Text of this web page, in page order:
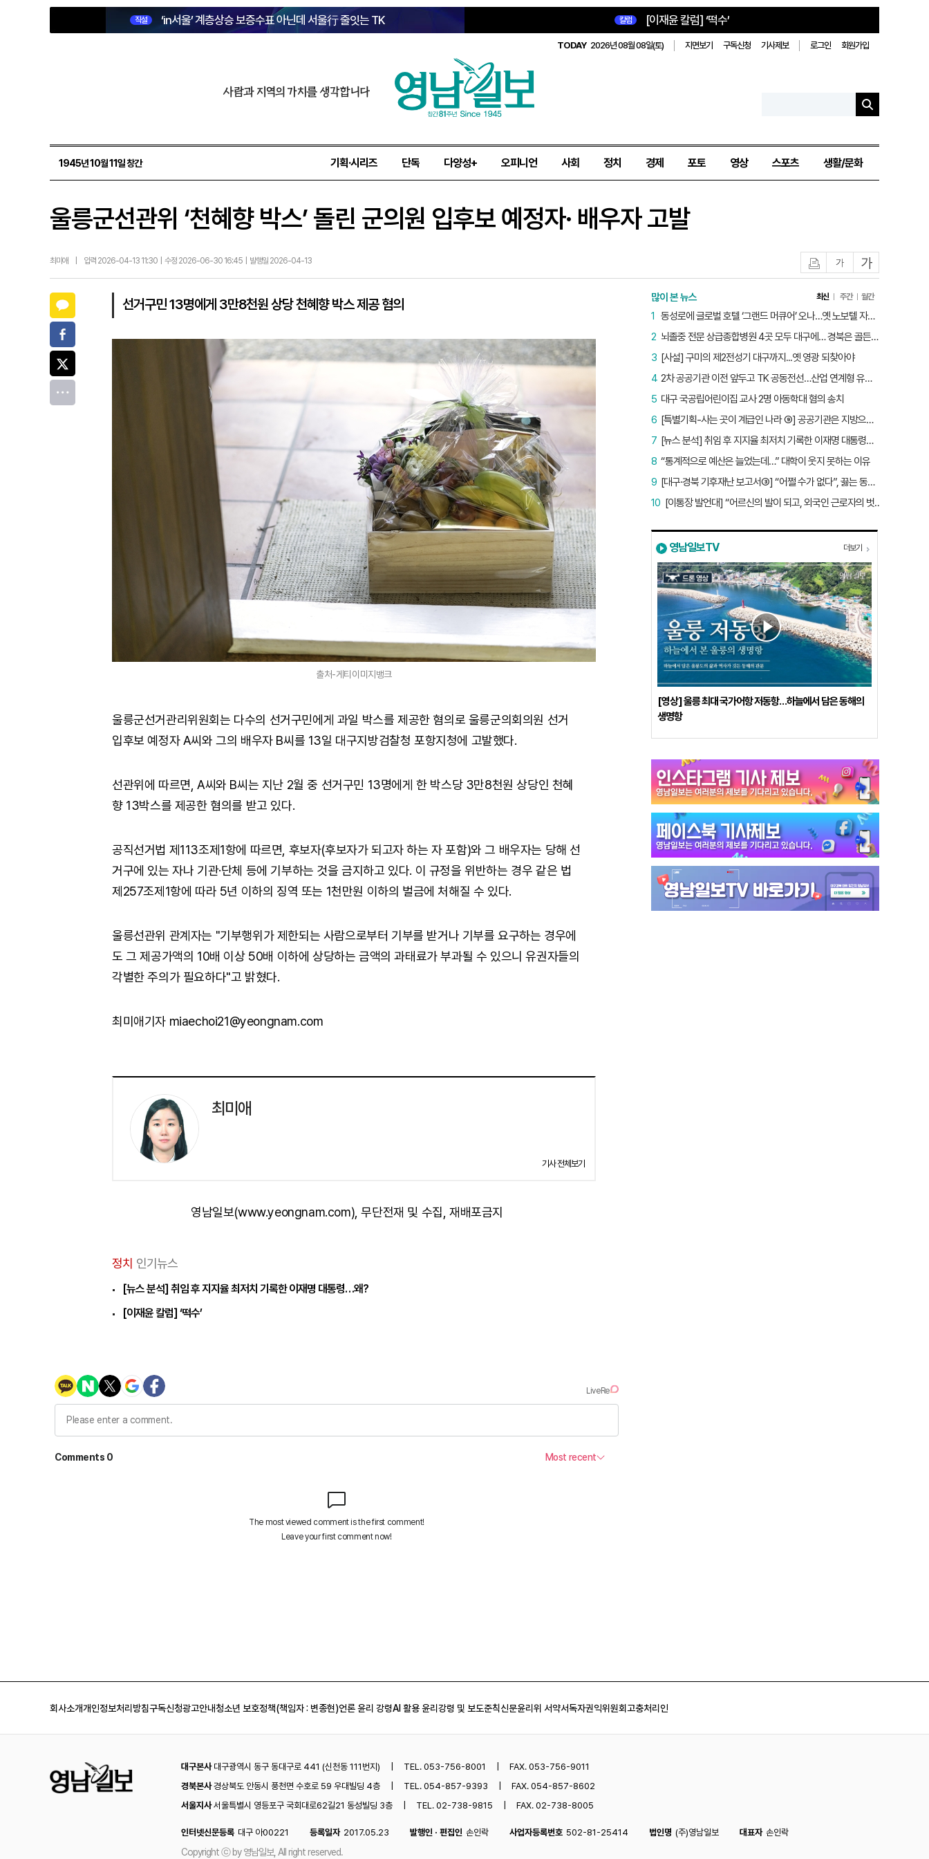
직설 ‘in서울’ 계층상승 보증수표 아닌데 서울行 줄잇는 TK 칼럼 [이재윤 칼럼] ‘떡수’
TODAY 2026년 08월 08일(토) 지면보기 구독신청 기사제보 로그인 회원가입
사람과 지역의 가치를 생각합니다
1945년 10월 11일 창간 기획·시리즈 단독 다양성+ 오피니언 사회 정치 경제 포토 영상 스포츠 생활/문화
울릉군선관위 ‘천혜향 박스’ 돌린 군의원 입후보 예정자· 배우자 고발
최미애 입력 2026-04-13 11:30 | 수정 2026-06-30 16:45 | 발행일 2026-04-13 글자작게글자크게
선거구민 13명에게 3만8천원 상당 천혜향 박스 제공 혐의
출처-게티이미지뱅크
울릉군선거관리위원회는 다수의 선거구민에게 과일 박스를 제공한 혐의로 울릉군의회의원 선거
입후보 예정자 A씨와 그의 배우자 B씨를 13일 대구지방검찰청 포항지청에 고발했다.
선관위에 따르면, A씨와 B씨는 지난 2월 중 선거구민 13명에게 한 박스당 3만8천원 상당인 천혜
향 13박스를 제공한 혐의를 받고 있다.
공직선거법 제113조제1항에 따르면, 후보자(후보자가 되고자 하는 자 포함)와 그 배우자는 당해 선
거구에 있는 자나 기관·단체 등에 기부하는 것을 금지하고 있다. 이 규정을 위반하는 경우 같은 법
제257조제1항에 따라 5년 이하의 징역 또는 1천만원 이하의 벌금에 처해질 수 있다.
울릉선관위 관계자는 "기부행위가 제한되는 사람으로부터 기부를 받거나 기부를 요구하는 경우에
도 그 제공가액의 10배 이상 50배 이하에 상당하는 금액의 과태료가 부과될 수 있으니 유권자들의
각별한 주의가 필요하다"고 밝혔다.
최미애기자 miaechoi21@yeongnam.com
최미애
기사 전체보기
영남일보(www.yeongnam.com), 무단전재 및 수집, 재배포금지
정치 인기뉴스
[뉴스 분석] 취임 후 지지율 최저치 기록한 이재명 대통령…왜?
[이재윤 칼럼] ‘떡수’
많이 본 뉴스 최신 주간 월간
동성로에 글로벌 호텔 ‘그랜드 머큐어’ 오나…옛 노보텔 자리 사무실 개설
1
뇌졸중 전문 상급종합병원 4곳 모두 대구에… 경북은 골든타임 사각지대
2
[사설] 구미의 제2전성기 대구까지...옛 영광 되찾아야
3
2차 공공기관 이전 앞두고 TK 공동전선…산업 연계형 유치 승부수
4
대구 국공립어린이집 교사 2명 아동학대 혐의 송치
5
[특별기획-사는 곳이 계급인 나라 ⑨] 공공기관은 지방으로 왔지만, 그들이 사는 곳은 서울이었다
6
[뉴스 분석] 취임 후 지지율 최저치 기록한 이재명 대통령…왜?
7
“통계적으로 예산은 늘었는데…” 대학이 웃지 못하는 이유
8
[대구·경북 기후재난 보고서③] “어쩔 수가 없다”, 끓는 동해…‘절멸 위기’ 경북 수산업
9
[이통장 발언대] “어르신의 발이 되고, 외국인 근로자의 벗이 되고”…박상철 이장의 ‘사람 농사’
10
영남일보TV 더보기
[영상] 울릉 최대 국가어항 저동항…하늘에서 담은 동해의
생명항
회사소개개인정보처리방침구독신청광고안내청소년 보호정책(책임자 : 변종현)언론 윤리 강령AI 활용 윤리강령 및 보도준칙신문윤리위 서약서독자권익위원회고충처리인
대구본사대구광역시 동구 동대구로 441 (신천동 111번지) TEL. 053-756-8001
FAX. 053-756-9011
경북본사경상북도 안동시 풍천면 수호로 59 우대빌딩 4층 TEL. 054-857-9393
FAX. 054-857-8602
서울지사서울특별시 영등포구 국회대로62길21 동성빌딩 3층 TEL. 02-738-9815 FAX. 02-738-8005
인터넷신문등록 대구 아00221 등록일자 2017.05.23 발행인 · 편집인 손인락 사업자등록번호 502-81-25414 법인명 (주)영남일보 대표자 손인락
Copyright ⓒ by 영남일보, All right reserved.